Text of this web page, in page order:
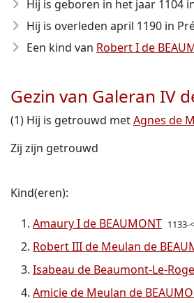
Hij is geboren in het jaar 1104
Hij is overleden april 1190 in
Een kind van Robert I de
Gezin van Galeran IV
(1) Hij is getrouwd metAgnes de
Zij zijn getrouwd
Kind(eren):
Amaury I de BEAUMONT 1133-
Robert III de Meulan de
Isabeau de Beaumont-Le-
Amicie de Meulan de